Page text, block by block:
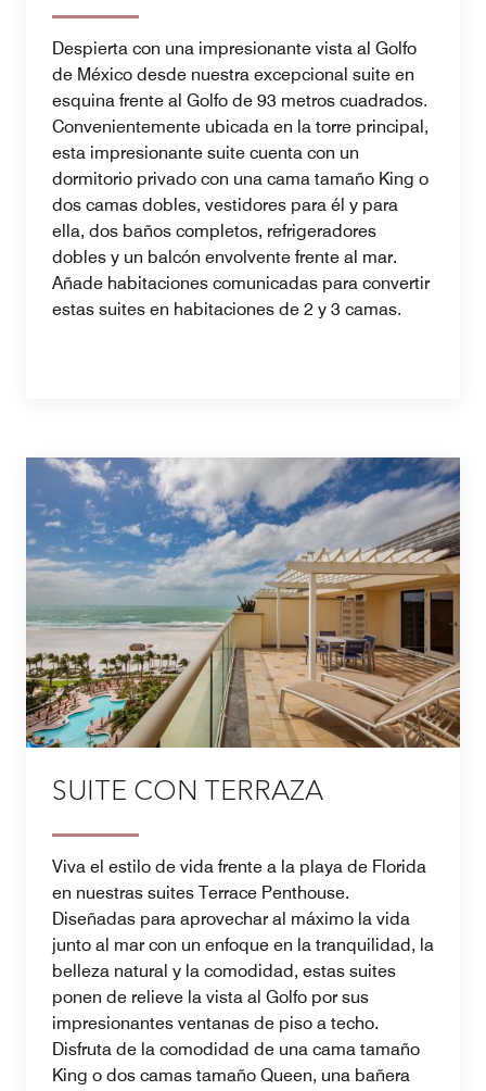
Despierta con una impresionante vista al Golfo
de México desde nuestra excepcional suite en
esquina frente al Golfo de 93 metros cuadrados.
Convenientemente ubicada en la torre principal,
esta impresionante suite cuenta con un
dormitorio privado con una cama tamaño King o
dos camas dobles, vestidores para él y para
ella, dos baños completos, refrigeradores
dobles y un balcón envolvente frente al mar.
Añade habitaciones comunicadas para convertir
estas suites en habitaciones de 2 y 3 camas.
SUITE CON TERRAZA
Viva el estilo de vida frente a la playa de Florida
en nuestras suites Terrace Penthouse.
Diseñadas para aprovechar al máximo la vida
junto al mar con un enfoque en la tranquilidad, la
belleza natural y la comodidad, estas suites
ponen de relieve la vista al Golfo por sus
impresionantes ventanas de piso a techo.
Disfruta de la comodidad de una cama tamaño
King o dos camas tamaño Queen, una bañera